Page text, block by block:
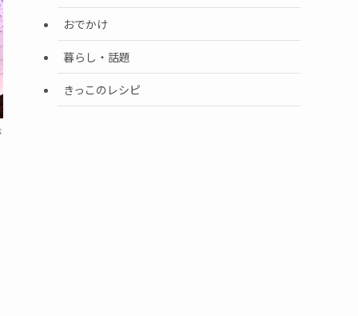
おでかけ
暮らし・話題
きっこのレシピ